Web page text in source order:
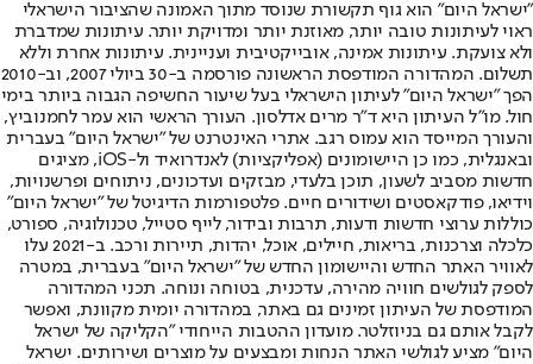
"ישראל היום" הוא גוף תקשורת שנוסד מתוך האמונה שהציבור הישראלי
ראוי לעיתונות טובה יותר, מאוזנת יותר ומדויקת יותר. עיתונות שמדברת
ולא צועקת. עיתונות אמינה, אובייקטיבית ועניינית. עיתונות אחרת וללא
תשלום. המהדורה המודפסת הראשונה פורסמה ב-30 ביולי 2007, וב-2010
הפך "ישראל היום" לעיתון הישראלי בעל שיעור החשיפה הגבוה ביותר בימי
חול. מו"ל העיתון היא ד"ר מרים אדלסון. העורך הראשי הוא עמר לחמנוביץ,
והעורך המייסד הוא עמוס רגב. אתרי האינטרנט של "ישראל היום" בעברית
ובאנגלית, כמו כן היישומונים (אפליקציות) לאנדרואיד ול-iOS, מציגים
חדשות מסביב לשעון, תוכן בלעדי, מבזקים ועדכונים, ניתוחים ופרשנויות,
וידיאו, פודקאסטים ושידורים חיים. פלטפורמות הדיגיטל של "ישראל היום"
כוללות ערוצי חדשות ודעות, תרבות ובידור, לייף סטייל, טכנולוגיה, ספורט,
כלכלה וצרכנות, בריאות, חיילים, אוכל, יהדות, תיירות ורכב. ב-2021 עלו
לאוויר האתר החדש והיישומון החדש של "ישראל היום" בעברית, במטרה
לספק לגולשים חוויה מהירה, עדכנית, בטוחה ונוחה. תכני המהדורה
המודפסת של העיתון זמינים גם באתר, במהדורה יומית מקוונת, ואפשר
לקבל אותם גם בניוזלטר. מועדון ההטבות הייחודי "הקליקה של ישראל
היום" מציע לגולשי האתר הנחות ומבצעים על מוצרים ושירותים. ישראל